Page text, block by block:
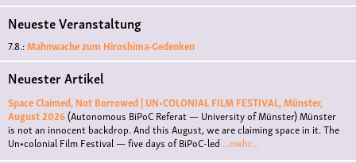
Neueste Veranstaltung
7.8.:Mahnwache zum Hiroshima-Gedenken
Neuester Artikel
Space Claimed, Not Borrowed | UN•COLONIAL FILM FESTIVAL, Münster,
August 2026(Autonomous BiPoC Referat — University of Münster)Münster
is not an innocent backdrop. And this August, we are claiming space in it. The
Un•colonial Film Festival — five days of BiPoC-led ...mehr...